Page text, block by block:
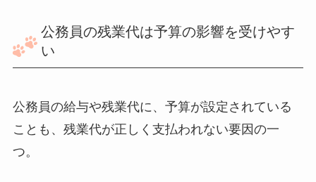
公務員の残業代は予算の影響を受けやす
い
公務員の給与や残業代に、予算が設定されている
ことも、残業代が正しく支払われない要因の一
つ。